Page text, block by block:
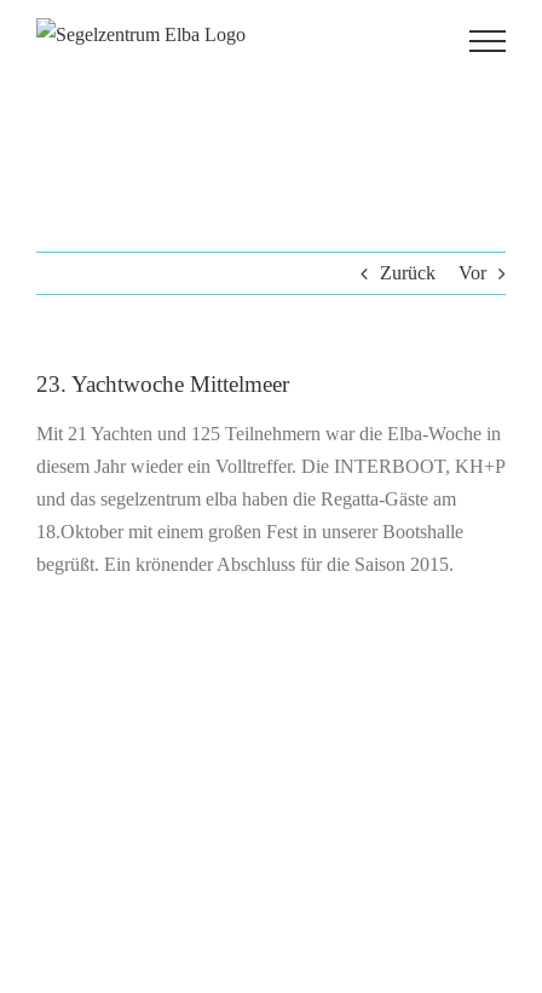
Zurück Vor
23. Yachtwoche Mittelmeer
Mit 21 Yachten und 125 Teilnehmern war die Elba-Woche in
diesem Jahr wieder ein Volltreffer. Die INTERBOOT, KH+P
und das segelzentrum elba haben die Regatta-Gäste am
18.Oktober mit einem großen Fest in unserer Bootshalle
begrüßt. Ein krönender Abschluss für die Saison 2015.